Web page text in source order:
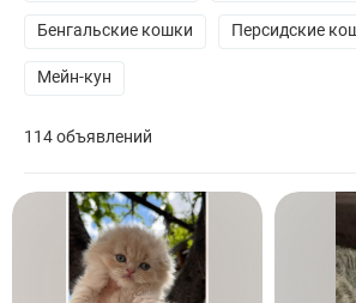
Бенгальские кошки Персидские
Мейн-кун
114 объявлений